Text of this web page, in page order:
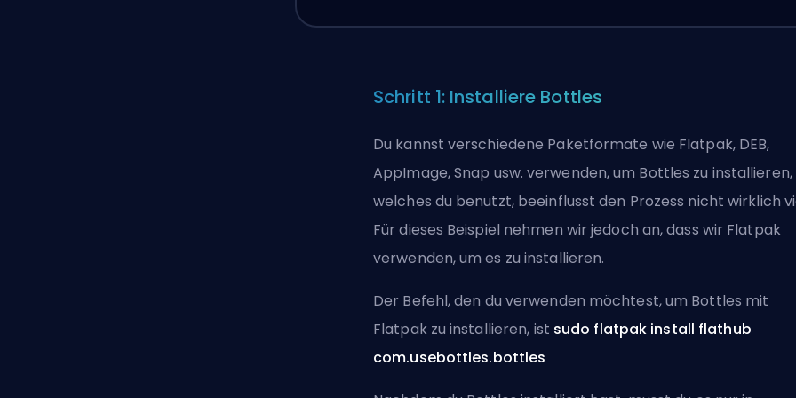
Schritt 1: Installiere Bottles
Du kannst verschiedene Paketformate wie Flatpak, DEB,
AppImage, Snap usw. verwenden, um Bottles zu installieren,
welches du benutzt, beeinflusst den Prozess nicht wirklich
Für dieses Beispiel nehmen wir jedoch an, dass wir Flatpak
verwenden, um es zu installieren.
Der Befehl, den du verwenden möchtest, um Bottles mit
Flatpak zu installieren, ist sudo flatpak install flathub
com.usebottles.bottles